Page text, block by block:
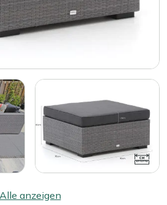
Alle anzeigen